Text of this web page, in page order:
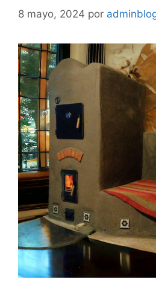
8 mayo, 2024 por